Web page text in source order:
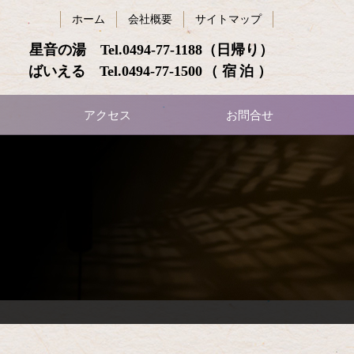
星音の湯 Tel.0494-77-1188 （日帰り）
ばいえる Tel.0494-77-1500 （宿泊）
ホーム 会社概要 サイトマップ
アクセス お問合せ